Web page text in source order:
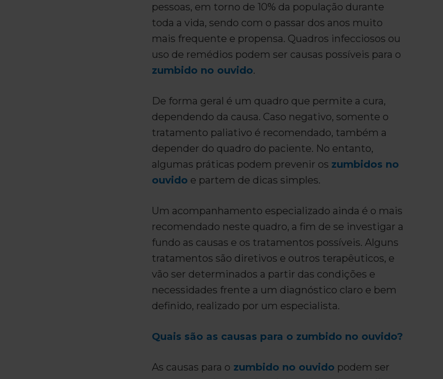
pessoas, em torno de 10% da população durante
toda a vida, sendo com o passar dos anos muito
mais frequente e propensa. Quadros infecciosos ou
uso de remédios podem ser causas possíveis para o
zumbido no ouvido.
De forma geral é um quadro que permite a cura,
dependendo da causa. Caso negativo, somente o
tratamento paliativo é recomendado, também a
depender do quadro do paciente. No entanto,
algumas práticas podem prevenir os zumbidos no
ouvido e partem de dicas simples.
Um acompanhamento especializado ainda é o mais
recomendado neste quadro, a fim de se investigar a
fundo as causas e os tratamentos possíveis. Alguns
tratamentos são diretivos e outros terapêuticos, e
vão ser determinados a partir das condições e
necessidades frente a um diagnóstico claro e bem
definido, realizado por um especialista.
Quais são as causas para o zumbido no ouvido?
As causas para o zumbido no ouvido podem ser